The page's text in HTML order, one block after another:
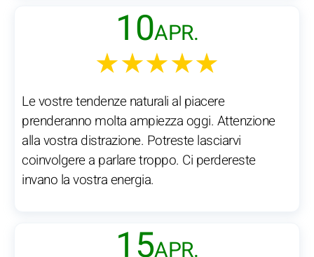
10APR.
★★★★★
Le vostre tendenze naturali al piacere
prenderanno molta ampiezza oggi. Attenzione
alla vostra distrazione. Potreste lasciarvi
coinvolgere a parlare troppo. Ci perdereste
invano la vostra energia.
15